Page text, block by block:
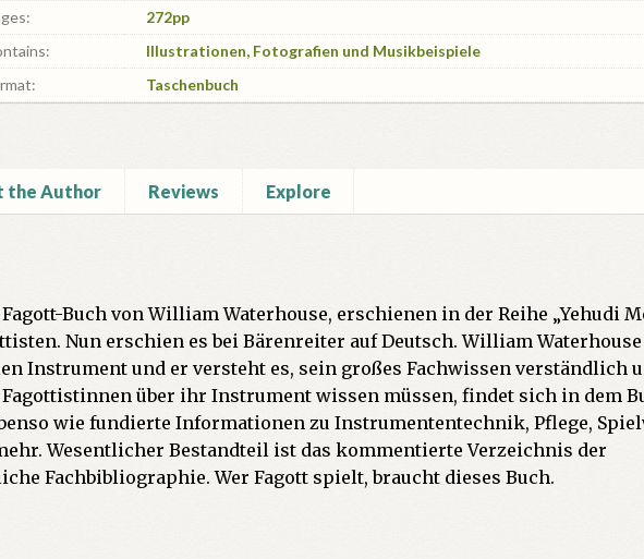
272pp
Illustrationen, Fotografien und Musikbeispiele
Taschenbuch
the Author Reviews Explore
Buch von William Waterhouse, erschienen in der Reihe „Yehudi
Nun erschien es bei Bärenreiter auf Deutsch. William
Instrument und er versteht es, sein großes Fachwissen verständlich
über ihr Instrument wissen müssen, findet sich in dem
wie fundierte Informationen zu Instrumententechnik, Pflege,
Wesentlicher Bestandteil ist das kommentierte Verzeichnis der
Fachbibliographie. Wer Fagott spielt, braucht dieses Buch.